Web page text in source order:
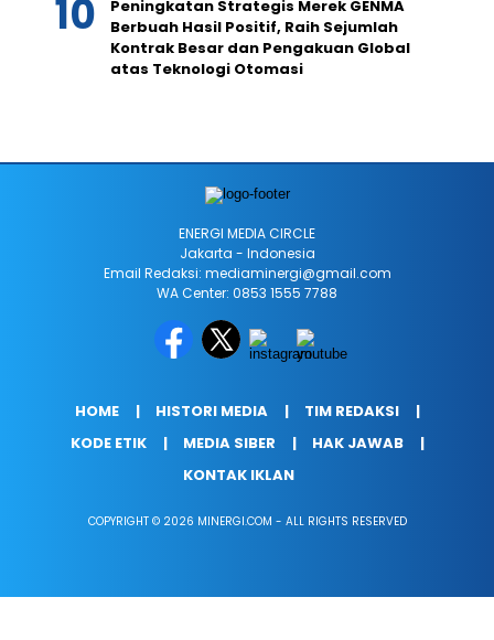
Peningkatan Strategis Merek GENMA
Berbuah Hasil Positif, Raih Sejumlah
Kontrak Besar dan Pengakuan Global
atas Teknologi Otomasi
ENERGI MEDIA CIRCLE
Jakarta - Indonesia
Email Redaksi: mediaminergi@gmail.com
WA Center: 0853 1555 7788
HOME HISTORI MEDIA
TIM REDAKSI
KODE ETIK
MEDIA SIBER
HAK JAWAB
KONTAK IKLAN
COPYRIGHT © 2026 MINERGI.COM - ALL RIGHTS RESERVED